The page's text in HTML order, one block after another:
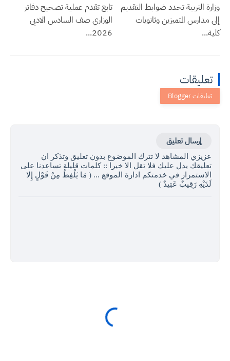
وزارة التربية تحدد ضوابط التقديم
إلى مدارس المتميزين وثانويات
كلية...
تابع تقدم عملية تصحيح دفاتر
الوزاري صف السادس الادبي
2026...
تعليقات
إرسال تعليق
عزيزي المشاهد لا تترك الموضوع بدون تعليق وتذكر ان
تعليقك يدل عليك فلا تقل الا خيرا :: كلمات قليلة تساعدنا على
الاستمرار في خدمتكم ادارة الموقع ... ( مَا يَلْفِظُ مِنْ قَوْلٍ إِلا
لَدَيْهِ رَقِيبٌ عَتِيدٌ )